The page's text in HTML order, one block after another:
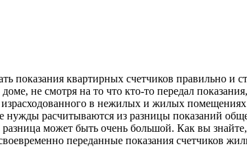
показания квартирных счетчиков правильно и
не смотря на то что кто-то передал
в нежилых и жилых
нужды расчитываются из разницы показаний
разница может быть очень большой. Как вы
переданные показания счетчиков